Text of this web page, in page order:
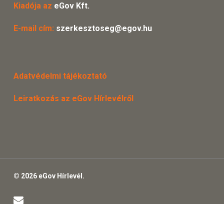
Kiadója az eGov Kft.
E-mail cím: szerkesztoseg@egov.hu
Adatvédelmi tájékoztató
Leiratkozás az eGov Hírlevélről
© 2026 eGov Hírlevél.
email